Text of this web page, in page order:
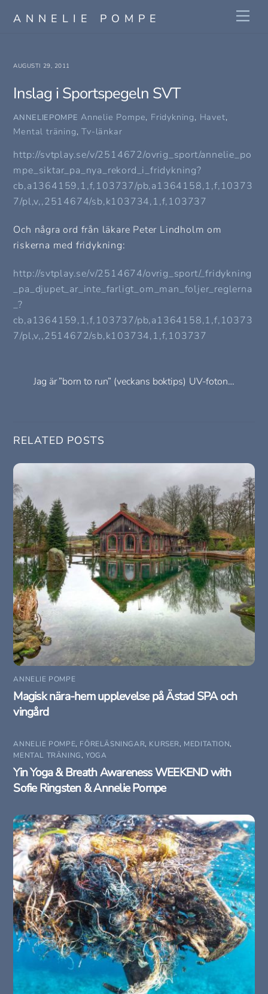
ANNELIE POMPE
AUGUSTI 29, 2011
Inslag i Sportspegeln SVT
ANNELIEPOMPE Annelie Pompe, Fridykning, Havet,
Mental träning,Tv-länkar
http://svtplay.se/v/2514672/ovrig_sport/annelie_po
mpe_siktar_pa_nya_rekord_i_fridykning?
cb,a1364159,1,f,103737/pb,a1364158,1,f,10373
7/pl,v,,2514674/sb,k103734,1,f,103737
Och några ord från läkare Peter Lindholm om
riskerna med fridykning:
http://svtplay.se/v/2514674/ovrig_sport/_fridykning
_pa_djupet_ar_inte_farligt_om_man_foljer_reglerna
_?
cb,a1364159,1,f,103737/pb,a1364158,1,f,10373
7/pl,v,,2514672/sb,k103734,1,f,103737
Jag är ”born to run” (veckans boktips) UV-foton…
RELATED POSTS
ANNELIE POMPE
Magisk nära-hem upplevelse på Ästad SPA och
vingård
ANNELIE POMPE, FÖRELÄSNINGAR, KURSER, MEDITATION,
MENTAL TRÄNING,YOGA
Yin Yoga & Breath Awareness WEEKEND with
Sofie Ringsten & Annelie Pompe